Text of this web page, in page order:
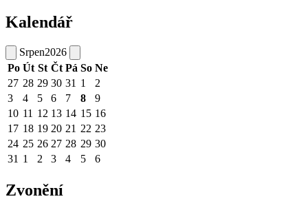
Kalendář
Srpen2026
Po Út St Čt Pá So Ne
27 28 29 30 31 1
2
3
4 5 6 7 8
9
10 11 12 13 14 15 16
17 18 19 20 21 22 23
24 25 26 27 28 29 30
31 1 2 3 4 5 6
Zvonění